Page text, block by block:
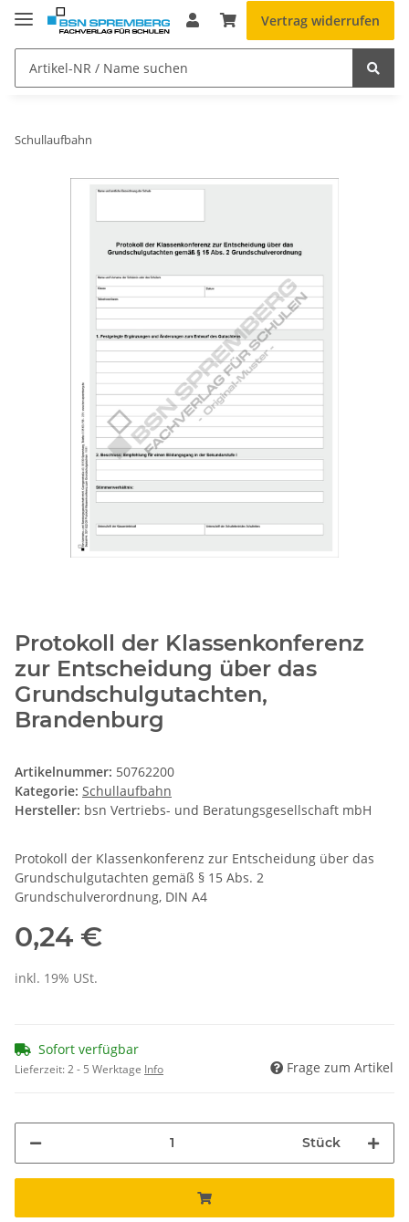
Vertrag widerrufen
Schullaufbahn
Protokoll der Klassenkonferenz
zur Entscheidung über das
Grundschulgutachten,
Brandenburg
Artikelnummer: 50762200
Kategorie: Schullaufbahn
Hersteller: bsn Vertriebs- und Beratungsgesellschaft mbH
Protokoll der Klassenkonferenz zur Entscheidung über das
Grundschulgutachten gemäß § 15 Abs. 2
Grundschulverordnung, DIN A4
0,24 €
inkl. 19% USt.
Sofort verfügbar
Lieferzeit:2 - 5 Werktage Info Frage zum Artikel
Stück